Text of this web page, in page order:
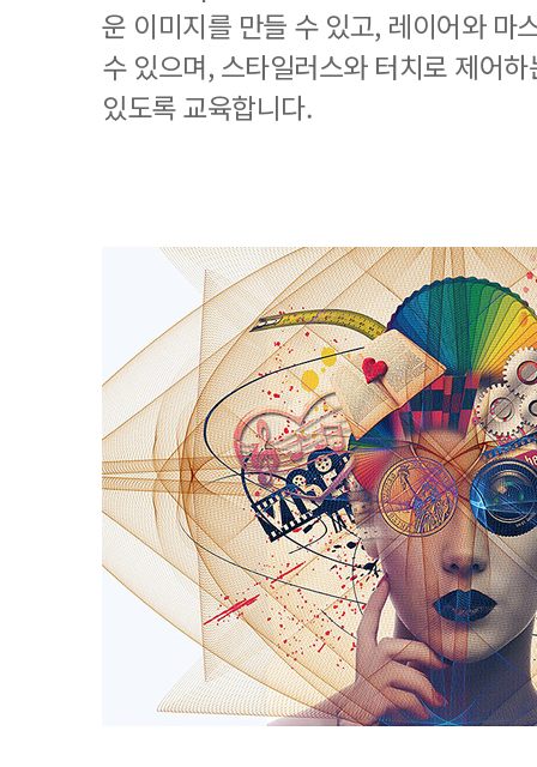
운 이미지를 만들 수 있고, 레이어와 마
수 있으며, 스타일러스와 터치로 제어
있도록 교육합니다.